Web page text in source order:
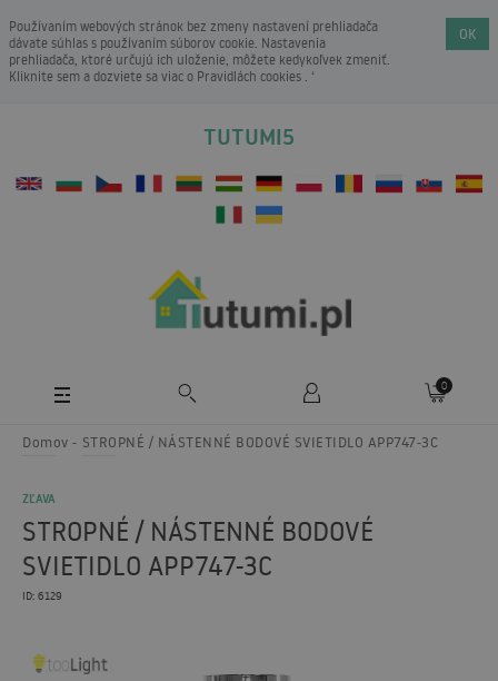
Používaním webových stránok bez zmeny nastavení prehliadača
dávate súhlas s používaním súborov cookie. Nastavenia
prehliadača, ktoré určujú ich uloženie, môžete kedykoľvek zmeniť.
Kliknite sem a dozviete sa viac o Pravidlách cookies . ‘
OK
TUTUMI5
0
Domov STROPNÉ / NÁSTENNÉ BODOVÉ SVIETIDLO APP747-3C
ZĽAVA
STROPNÉ / NÁSTENNÉ BODOVÉ
SVIETIDLO APP747-3C
ID: 6129